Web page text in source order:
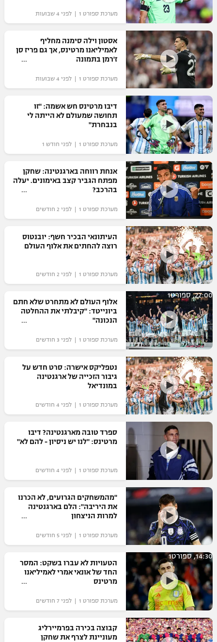
"מחצית בשכונה" – פודקאסט
משתתפים וזוכים בפרסים
תקנון משתתפים וזוכים בפרסים
תקנון עבור פעילות אלקטרה
תקנון עבור פעילות ספורט 1 – "מרלן"
טניס
גיימינג E-Sports
תנאי שימוש
מדיניות פרטיות
תקנון פעילות ספורט 1
רשיון להקרנה פומבית לבית עסק
הצטרפות לחבילת הערוצים
לוח דרושים – ג'ובנט
תגיות
המגזין
אופניים
ספורט מוטורי
כדורמים
פוטבול אמריקאי NFL
בייסבול MLB
ספורט אתגרי ואקסטרים
אומנויות לחימה
גיימינג E-Sports
מערכת ספורט 1 | לפני 4 שבועות
אסטון וילה סימנה מחליף
לאמיליאנו מרטינס, אך גם פריז סן
ז'רמן בתמונה
מערכת ספורט 1 | לפני 4 שבועות
דיבו מרטינס חש אשמה: "זו
תחושה שמעולם לא הייתה לי
בנבחרת"
מערכת ספורט 1 | לפני חודש 1
אנחת רווחה בארגנטינה: שחקן
מפתח הגביר קצב באימונים. יעלה
בהרכב?
מערכת ספורט 1 | לפני 2 חודשים
העיתונאי הבכיר חשף: יובנטוס
רוצה להחתים את אלוף העולם
מערכת ספורט 1 | לפני 2 חודשים
22:00, ספורט1
אלוף העולם לא מתחרט שלא חתם
ביונייטד: "קיבלתי את ההחלטה
הנכונה"
מערכת ספורט 1 | לפני 3 חודשים
נטפליקס אישרה: סרט חדש על
גיבור הזכייה של ארגנטינה
במונדיאל
מערכת ספורט 1 | לפני 4 חודשים
ספרד טובה מארגנטינה? דיבו
מרטינס: "לנו יש ניסיון - להם לא"
מערכת ספורט 1 | לפני 4 חודשים
"מהמשחקים הגרועים, לא הכרנו
את היריבה": הלם בארגנטינה
למרות הניצחון
מערכת ספורט 1 | לפני 5 חודשים
14:30, ספורט1
הטעויות לא עברו בשקט: המסר
החד של אונאי אמרי לאמיליאנו
מרטינס
מערכת ספורט 1 | לפני 7 חודשים
קבוצה בכירה בפרמיירליג
מעוניינת לצרף את שחקן